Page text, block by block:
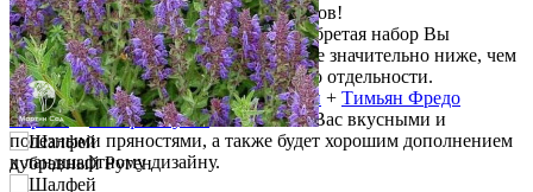
НАБОР из трёх отдельных контейнеров!
Внимание! Выгодная покупка - приобретая набор Вы
получаете несколько растений по цене значительно ниже, чем
если бы покупали каждое растение по отдельности.
Набор для мясаТимьян Голден Лемон + Тимьян Фредо
Стронг+Шалфей Руген- обеспечит Вас вкусными и
полезными пряностями, а также будет хорошим дополнением
к ландшафтному дизайну.